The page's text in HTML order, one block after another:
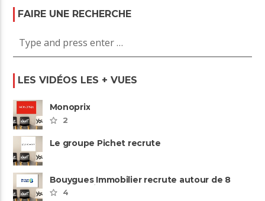
FAIRE UNE RECHERCHE
LES VIDÉOS LES + VUES
Monoprix
2
Le groupe Pichet recrute
Bouygues Immobilier recrute autour de 8
pôles métiers
4